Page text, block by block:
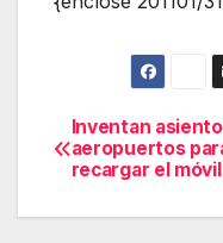
de
Inventan
aeropuertos
recargar el móvil